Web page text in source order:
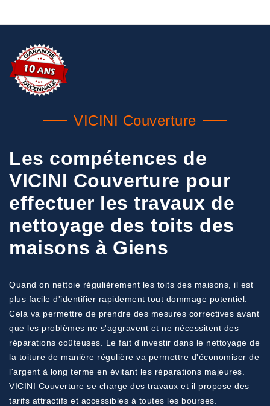
VICINI Couverture
Les compétences de
VICINI Couverture pour
effectuer les travaux de
nettoyage des toits des
maisons à Giens
Quand on nettoie régulièrement les toits des maisons, il est
plus facile d'identifier rapidement tout dommage potentiel.
Cela va permettre de prendre des mesures correctives avant
que les problèmes ne s'aggravent et ne nécessitent des
réparations coûteuses. Le fait d'investir dans le nettoyage de
la toiture de manière régulière va permettre d'économiser de
l'argent à long terme en évitant les réparations majeures.
VICINI Couverture se charge des travaux et il propose des
tarifs attractifs et accessibles à toutes les bourses.